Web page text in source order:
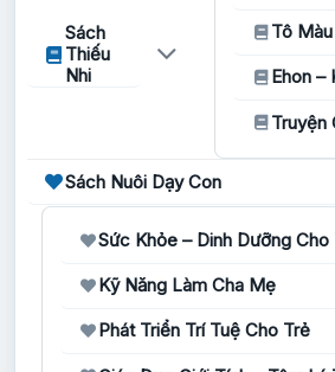
Sách
Thiếu
Nhi
Tô
Ehon –
Truyện
Sách Nuôi Dạy Con
Sức Khỏe – Dinh Dưỡng Cho
Kỹ Năng Làm Cha Mẹ
Phát Triển Trí Tuệ Cho Trẻ